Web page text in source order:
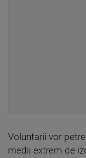
Voluntarii vor
medii extrem de